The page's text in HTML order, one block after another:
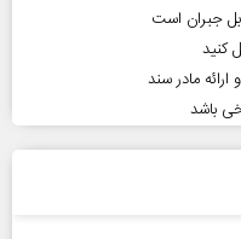
جبران است
کنید
باشد